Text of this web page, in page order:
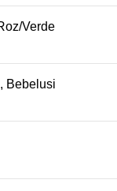
Verde
Bebelusi